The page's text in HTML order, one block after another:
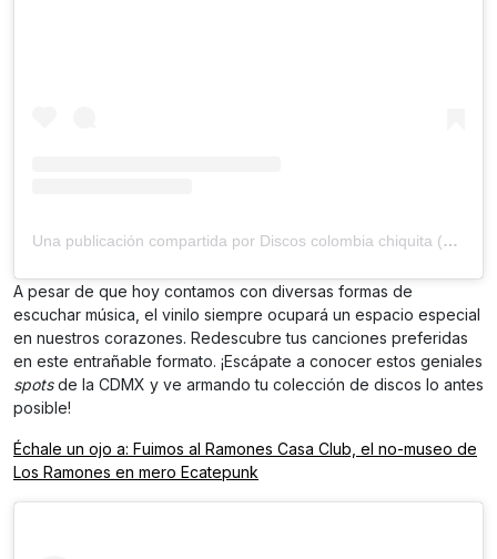
Una publicación compartida por Discos colombia chiquita (@discos_colombia_chiquita)
A pesar de que hoy contamos con diversas formas de
escuchar música, el vinilo siempre ocupará un espacio especial
en nuestros corazones. Redescubre tus canciones preferidas
en este entrañable formato. ¡Escápate a conocer estos geniales
spotsde la CDMX y ve armando tu colección de discos lo antes
posible!
Échale un ojo a: Fuimos al Ramones Casa Club, el no-museo de
Los Ramones en mero Ecatepunk